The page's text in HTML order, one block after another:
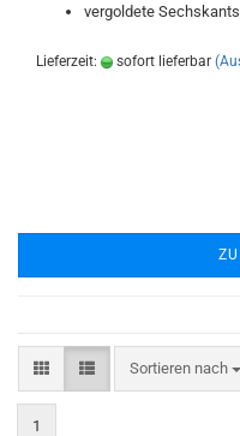
vergoldete
Lieferzeit: sofort lieferbar
Sortieren nach
1